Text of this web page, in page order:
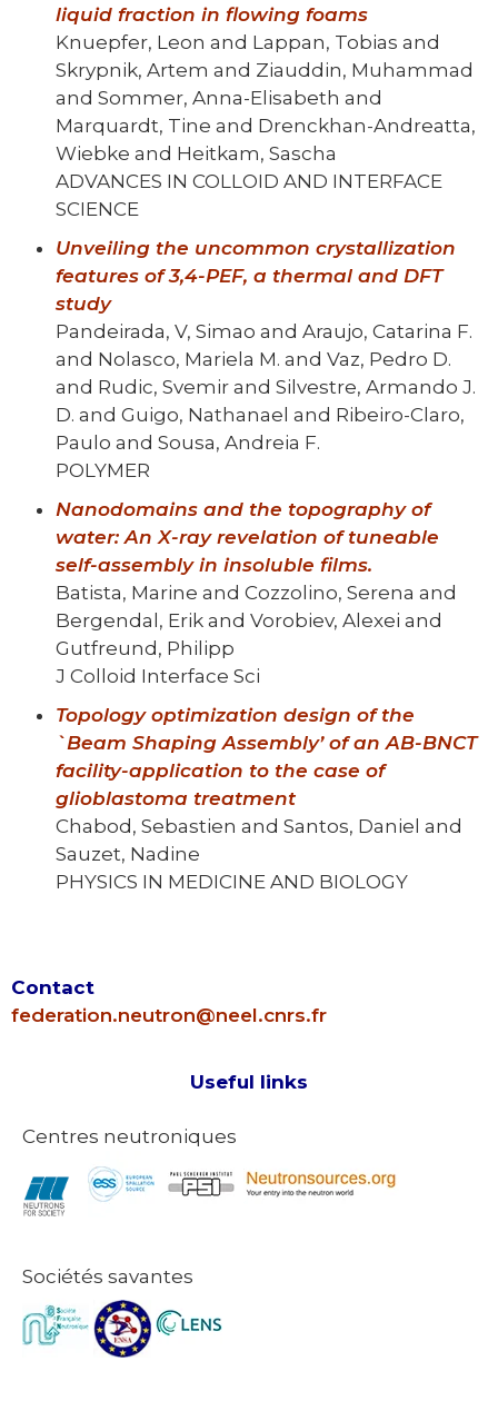
liquid fraction in flowing foams
Knuepfer, Leon and Lappan, Tobias and
Skrypnik, Artem and Ziauddin, Muhammad
and Sommer, Anna-Elisabeth and
Marquardt, Tine and Drenckhan-Andreatta,
Wiebke and Heitkam, Sascha
ADVANCES IN COLLOID AND INTERFACE
SCIENCE
Unveiling the uncommon crystallization
features of 3,4-PEF, a thermal and DFT
study
Pandeirada, V, Simao and Araujo, Catarina F.
and Nolasco, Mariela M. and Vaz, Pedro D.
and Rudic, Svemir and Silvestre, Armando J.
D. and Guigo, Nathanael and Ribeiro-Claro,
Paulo and Sousa, Andreia F.
POLYMER
Nanodomains and the topography of
water: An X-ray revelation of tuneable
self-assembly in insoluble films.
Batista, Marine and Cozzolino, Serena and
Bergendal, Erik and Vorobiev, Alexei and
Gutfreund, Philipp
J Colloid Interface Sci
Topology optimization design of the
`Beam Shaping Assembly’ of an AB-BNCT
facility-application to the case of
glioblastoma treatment
Chabod, Sebastien and Santos, Daniel and
Sauzet, Nadine
PHYSICS IN MEDICINE AND BIOLOGY
Contact
federation.neutron@neel.cnrs.fr
Useful links
Centres neutroniques
Sociétés savantes